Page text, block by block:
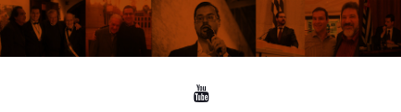
Skip to content